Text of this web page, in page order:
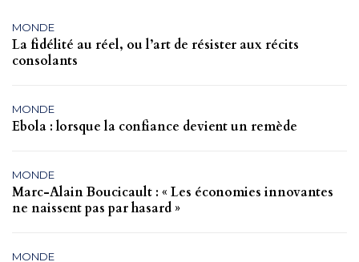
MONDE
La fidélité au réel, ou l’art de résister aux récits
consolants
MONDE
Ebola : lorsque la confiance devient un remède
MONDE
Marc-Alain Boucicault : « Les économies innovantes
ne naissent pas par hasard »
MONDE